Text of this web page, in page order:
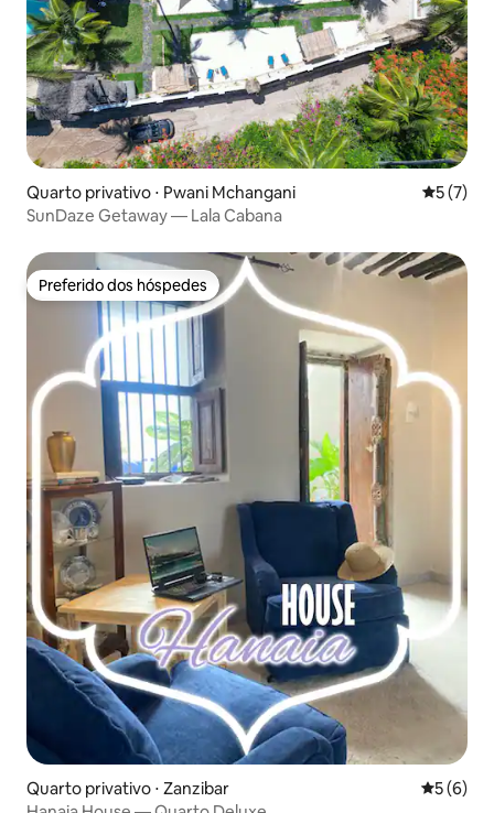
Quarto privativo ⋅ Pwani Mchangani 5 de
5 (7)
SunDaze Getaway — Lala Cabana
Preferido dos hóspedes
Preferido dos hóspedes
Quarto privativo ⋅ Zanzibar 5 de
5 (6)